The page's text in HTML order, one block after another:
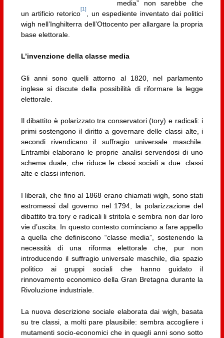
media” non sarebbe che
un artificio retorico
[1]
, un espediente inventato dai politici
wigh nell’Inghilterra dell’Ottocento per allargare la propria
base elettorale.
L’invenzione della classe media
Gli anni sono quelli attorno al 1820, nel parlamento
inglese si discute della possibilità di riformare la legge
elettorale.
Il dibattito è polarizzato tra conservatori (tory) e radicali: i
primi sostengono il diritto a governare delle classi alte, i
secondi rivendicano il suffragio universale maschile.
Entrambi elaborano le proprie analisi servendosi di uno
schema duale, che riduce le classi sociali a due: classi
alte e classi inferiori.
I liberali, che fino al 1868 erano chiamati wigh, sono stati
estromessi dal governo nel 1794, la polarizzazione del
dibattito tra tory e radicali li stritola e sembra non dar loro
vie d’uscita. In questo contesto cominciano a fare appello
a quella che definiscono “classe media”, sostenendo la
necessità di una riforma elettorale che, pur non
introducendo il suffragio universale maschile, dia spazio
politico ai gruppi sociali che hanno guidato il
rinnovamento economico della Gran Bretagna durante la
Rivoluzione industriale.
La nuova descrizione sociale elaborata dai wigh, basata
su tre classi, a molti pare plausibile: sembra accogliere i
mutamenti socio-economici che in quegli anni sono sotto